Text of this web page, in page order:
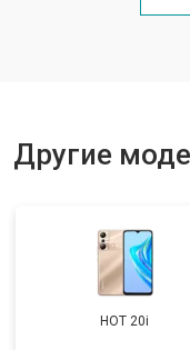
Ремонт цепи питания
Другие
HOT 20i